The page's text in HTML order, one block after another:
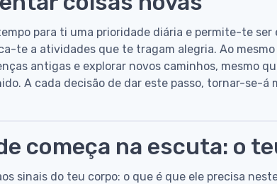
para ti uma prioridade diária e permite-te
te a atividades que te tragam alegria. Ao
antigas e explorar novos caminhos, mesmo
A cada decisão de dar este passo, tornar-se-á
começa na escuta: o
sinais do teu corpo: o que é que ele precisa